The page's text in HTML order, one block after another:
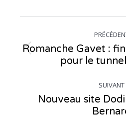
article
:
Romanche Gavet :
pour le
SUIVANT
Nouveau site